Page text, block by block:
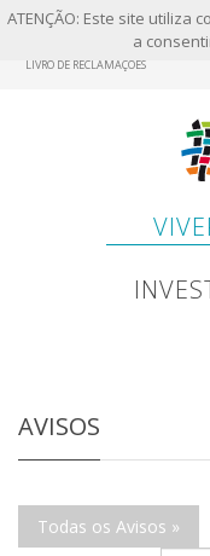
ATENÇÃO: Este site utiliza
a
LIVRO DE RECLAMAÇÕES
AVISOS
Todas os Avisos »